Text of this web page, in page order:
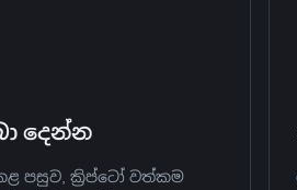
දෙන්න
පසුව, ක්‍රිප්ටෝ වත්කම